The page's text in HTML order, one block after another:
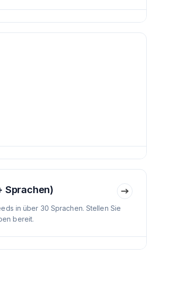
Sprachen)
in über 30 Sprachen. Stellen Sie
bereit.